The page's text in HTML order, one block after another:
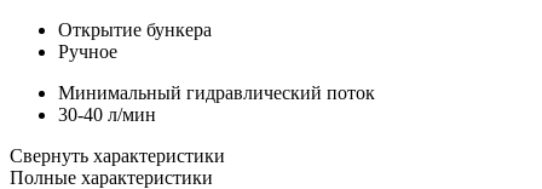
Открытие бункера
Ручное
Минимальный гидравлический поток
30-40 л/мин
Свернуть характеристики
Полные характеристики